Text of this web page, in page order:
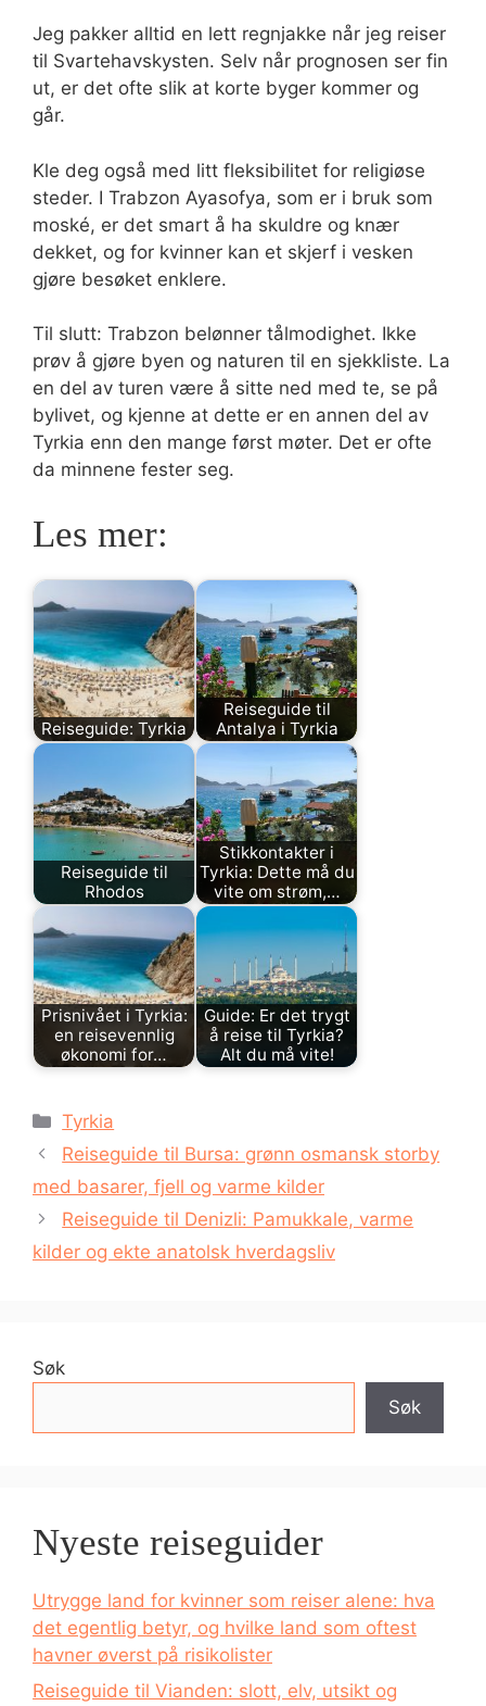
Jeg pakker alltid en lett regnjakke når jeg reiser
til Svartehavskysten. Selv når prognosen ser fin
ut, er det ofte slik at korte byger kommer og
går.
Kle deg også med litt fleksibilitet for religiøse
steder. I Trabzon Ayasofya, som er i bruk som
moské, er det smart å ha skuldre og knær
dekket, og for kvinner kan et skjerf i vesken
gjøre besøket enklere.
Til slutt: Trabzon belønner tålmodighet. Ikke
prøv å gjøre byen og naturen til en sjekkliste. La
en del av turen være å sitte ned med te, se på
bylivet, og kjenne at dette er en annen del av
Tyrkia enn den mange først møter. Det er ofte
da minnene fester seg.
Les mer:
Reiseguide: Tyrkia
Reiseguide til
Antalya i Tyrkia
Reiseguide til
Rhodos
Stikkontakter i
Tyrkia: Dette må du
vite om strøm,…
Prisnivået i Tyrkia:
en reisevennlig
økonomi for…
Guide: Er det trygt
å reise til Tyrkia?
Alt du må vite!
Kategorier
Tyrkia
Reiseguide til Bursa: grønn osmansk storby
med basarer, fjell og varme kilder
Reiseguide til Denizli: Pamukkale, varme
kilder og ekte anatolsk hverdagsliv
Søk
Søk
Nyeste reiseguider
Utrygge land for kvinner som reiser alene: hva
det egentlig betyr, og hvilke land som oftest
havner øverst på risikolister
Reiseguide til Vianden: slott, elv, utsikt og